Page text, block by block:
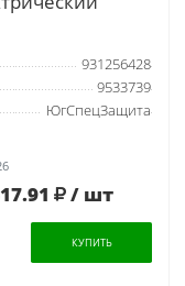
931256428
9533739
ЮгСпецЗащита
/ шт
КУПИТЬ